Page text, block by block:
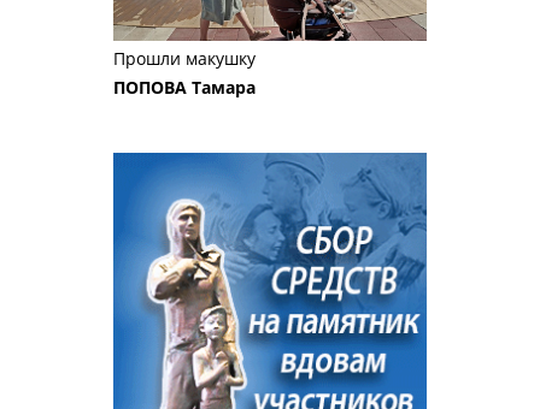
Прошли макушку
ПОПОВА Тамара